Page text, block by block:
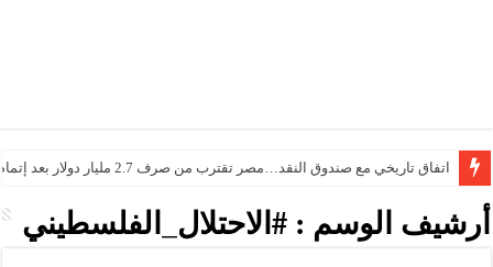
اتفاق تاريخي مع صندوق النقد…مصر تقترب من صرف 2.7 مليار دولار بعد إتمام المراجعتين
أرشيف الوسم :#الاحتلال_الفلسطيني